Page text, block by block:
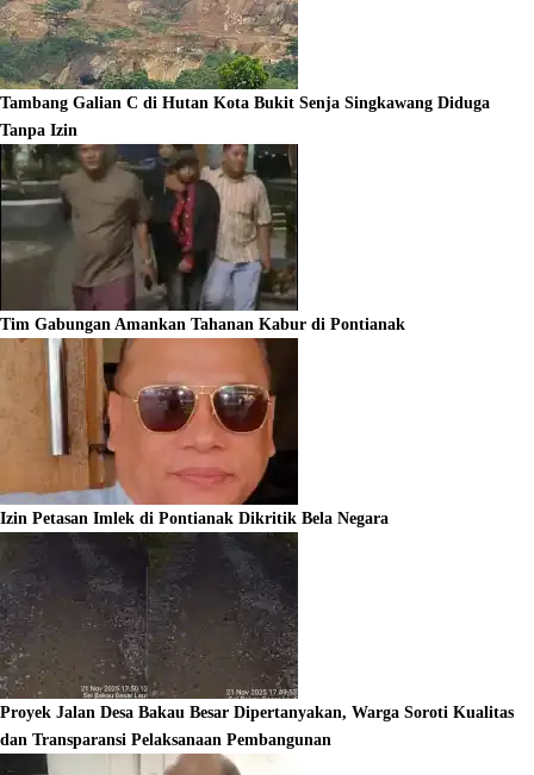
Tambang Galian C di Hutan Kota Bukit Senja Singkawang Diduga
Tanpa Izin
Tim Gabungan Amankan Tahanan Kabur di Pontianak
Izin Petasan Imlek di Pontianak Dikritik Bela Negara
Proyek Jalan Desa Bakau Besar Dipertanyakan, Warga Soroti Kualitas
dan Transparansi Pelaksanaan Pembangunan